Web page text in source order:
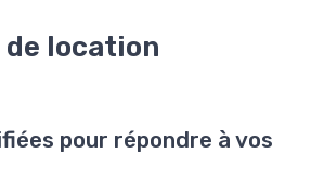
de location
pour répondre à vos